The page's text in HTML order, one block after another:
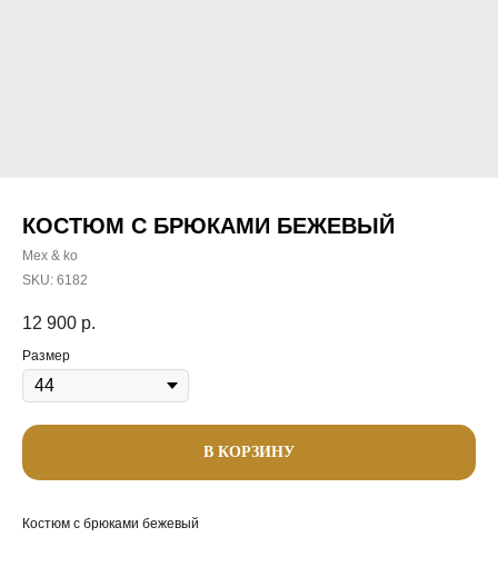
КОСТЮМ С БРЮКАМИ БЕЖЕВЫЙ
Mex & ko
SKU: 6182
12 900 р.
Размер
В КОРЗИНУ
Костюм с брюками бежевый